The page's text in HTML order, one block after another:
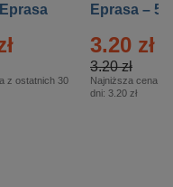
z ostatnich 30
Eprasa – 5/
3.20 zł
3.20 zł
Najniższa cena z
dni: 3.20 zł